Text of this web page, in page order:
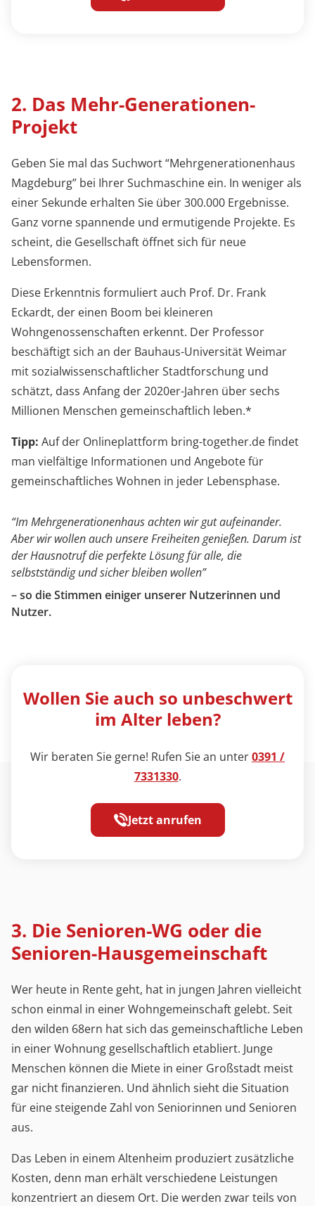
2. Das Mehr-Generationen-
Projekt
Geben Sie mal das Suchwort “Mehrgenerationenhaus
Magdeburg” bei Ihrer Suchmaschine ein. In weniger als
einer Sekunde erhalten Sie über 300.000 Ergebnisse.
Ganz vorne spannende und ermutigende Projekte. Es
scheint, die Gesellschaft öffnet sich für neue
Lebensformen.
Diese Erkenntnis formuliert auch Prof. Dr. Frank
Eckardt, der einen Boom bei kleineren
Wohngenossenschaften erkennt. Der Professor
beschäftigt sich an der Bauhaus-Universität Weimar
mit sozialwissenschaftlicher Stadtforschung und
schätzt, dass Anfang der 2020er-Jahren über sechs
Millionen Menschen gemeinschaftlich leben.*
Tipp: Auf der Onlineplattform bring-together.de findet
man vielfältige Informationen und Angebote für
gemeinschaftliches Wohnen in jeder Lebensphase.
“Im Mehrgenerationenhaus achten wir gut aufeinander.
Aber wir wollen auch unsere Freiheiten genießen. Darum ist
der Hausnotruf die perfekte Lösung für alle, die
selbstständig und sicher bleiben wollen”
– so die Stimmen einiger unserer Nutzerinnen und
Nutzer.
Wollen Sie auch so unbeschwert
im Alter leben?
Wir beraten Sie gerne! Rufen Sie an unter0391 /
7331330.
Jetzt anrufen
3. Die Senioren-WG oder die
Senioren-Hausgemeinschaft
Wer heute in Rente geht, hat in jungen Jahren vielleicht
schon einmal in einer Wohngemeinschaft gelebt. Seit
den wilden 68ern hat sich das gemeinschaftliche Leben
in einer Wohnung gesellschaftlich etabliert. Junge
Menschen können die Miete in einer Großstadt meist
gar nicht finanzieren. Und ähnlich sieht die Situation
für eine steigende Zahl von Seniorinnen und Senioren
aus.
Das Leben in einem Altenheim produziert zusätzliche
Kosten, denn man erhält verschiedene Leistungen
konzentriert an diesem Ort. Die werden zwar teils von